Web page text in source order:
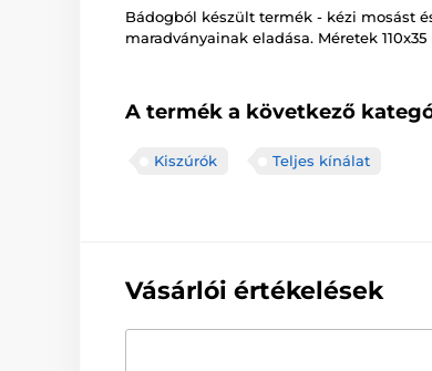
Bádogból készült termék - kézi mosást
maradványainak eladása. Méretek
A termék a következő
Kiszúrók Teljes kínálat
Vásárlói értékelések